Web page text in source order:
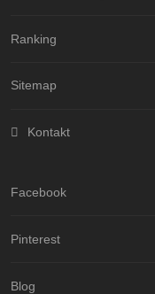
Ranking
Sitemap
Kontakt
Facebook
Pinterest
Blog